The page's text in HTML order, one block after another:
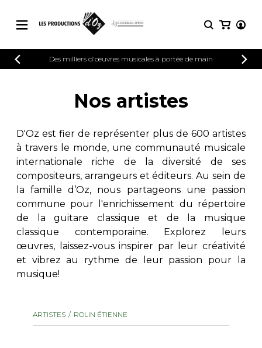
CATALOGUE
riche en œuvres originales et en
arrangements de qualité.
PARTITIONS POUR GUITARE
PARTITIONS POUR AUTRES
INSTRUMENTS
PARTITIONS POUR ENSEMBLES
CONNEXION
INSCRIPTION
Des milliers d'œuvres musicales à portée de main
riche en œuvres originales et en
arrangements de qualité.
2 guitares
3 guitares
4 guitares
5 guitares et plus
Ensemble de
Orchestre de guitares
Concerto pour
Guitare et un autre
Musique de chambre
Nos artistes
D'Oz est fier de représenter plus de 600 artistes
à travers le monde, une communauté musicale
internationale riche de la diversité de ses
compositeurs, arrangeurs et éditeurs. Au sein de
la famille d’Oz, nous partageons une passion
commune pour l'enrichissement du répertoire
de la guitare classique et de la musique
classique contemporaine. Explorez leurs
œuvres, laissez-vous inspirer par leur créativité
et vibrez au rythme de leur passion pour la
musique!
ARTISTES ROLIN ÉTIENNE